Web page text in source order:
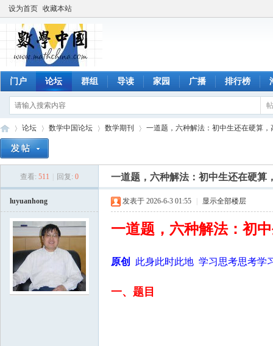
设为首页 收藏本站
门户 论坛 群组 导读 家园 广播 排行榜
论坛
›
数学中国论坛 数学期刊
›
一道题，六种解法：初中生还在硬算
查看: 511 回复: 0 一道题，六种解法：初中生还在硬算
luyuanhong 发表于 2026-6-3 01:55 显示全部楼层
一道题，六种解法：初
原创 此身此时此地 学习思考思考学
一、题目